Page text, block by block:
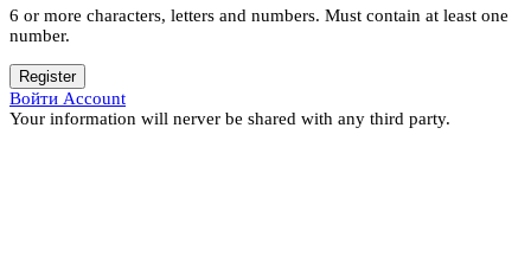
6 or more characters, letters and numbers. Must contain at least one
number.
Register
Войти Account
Your information will nerver be shared with any third party.